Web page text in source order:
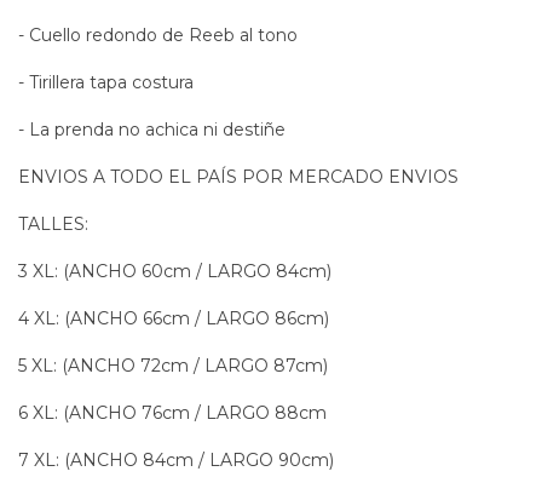
- Cuello redondo de Reeb al tono
- Tirillera tapa costura
- La prenda no achica ni destiñe
ENVIOS A TODO EL PAÍS POR MERCADO ENVIOS
TALLES:
3 XL: (ANCHO 60cm / LARGO 84cm)
4 XL: (ANCHO 66cm / LARGO 86cm)
5 XL: (ANCHO 72cm / LARGO 87cm)
6 XL: (ANCHO 76cm / LARGO 88cm
7 XL: (ANCHO 84cm / LARGO 90cm)